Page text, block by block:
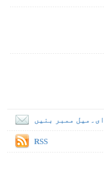
ممبر بنیں
RSS